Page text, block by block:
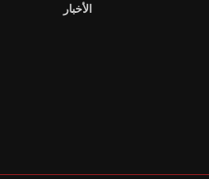
الأخبار